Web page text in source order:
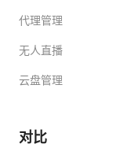
代理管理
无人直播
云盘管理
对比